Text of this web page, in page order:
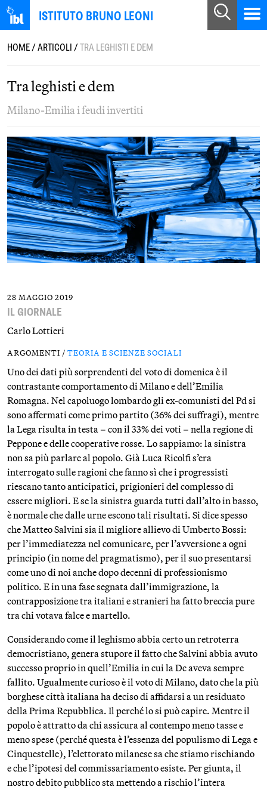
ISTITUTO BRUNO LEONI
HOME/ARTICOLI/TRA LEGHISTI E DEM
Tra leghisti e dem
Milano-Emilia i feudi invertiti
28 MAGGIO 2019
IL GIORNALE
Carlo Lottieri
ARGOMENTI / TEORIA E SCIENZE SOCIALI
Uno dei dati più sorprendenti del voto di domenica è il
contrastante comportamento di Milano e dell’Emilia
Romagna. Nel capoluogo lombardo gli ex-comunisti del Pd si
sono affermati come primo partito (36% dei suffragi), mentre
la Lega risulta in testa – con il 33% dei voti – nella regione di
Peppone e delle cooperative rosse. Lo sappiamo: la sinistra
non sa più parlare al popolo. Già Luca Ricolfi s’era
interrogato sulle ragioni che fanno sì che i progressisti
riescano tanto anticipatici, prigionieri del complesso di
essere migliori. E se la sinistra guarda tutti dall’alto in basso,
è normale che dalle urne escono tali risultati. Si dice spesso
che Matteo Salvini sia il migliore allievo di Umberto Bossi:
per l’immediatezza nel comunicare, per l’avversione a ogni
principio (in nome del pragmatismo), per il suo presentarsi
come uno di noi anche dopo decenni di professionismo
politico. E in una fase segnata dall’immigrazione, la
contrapposizione tra italiani e stranieri ha fatto breccia pure
tra chi votava falce e martello.
Considerando come il leghismo abbia certo un retroterra
democristiano, genera stupore il fatto che Salvini abbia avuto
successo proprio in quell’Emilia in cui la Dc aveva sempre
fallito. Ugualmente curioso è il voto di Milano, dato che la più
borghese città italiana ha deciso di affidarsi a un residuato
della Prima Repubblica. Il perché lo si può capire. Mentre il
popolo è attratto da chi assicura al contempo meno tasse e
meno spese (perché questa è l’essenza del populismo di Lega e
Cinquestelle), l’elettorato milanese sa che stiamo rischiando
e che l’ipotesi del commissariamento esiste. Per giunta, il
nostro debito pubblico sta mettendo a rischio l’intera